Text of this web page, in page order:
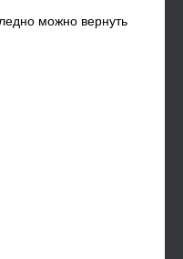
можно вернуть